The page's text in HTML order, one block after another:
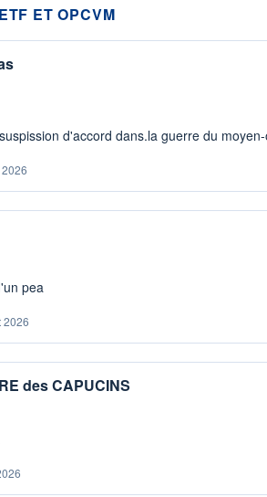
ET OPCVM
d'accord dans.la guerre du
pea
2026
des CAPUCINS